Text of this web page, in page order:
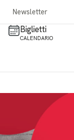
Newsletter
Biglietti
CALENDARIO